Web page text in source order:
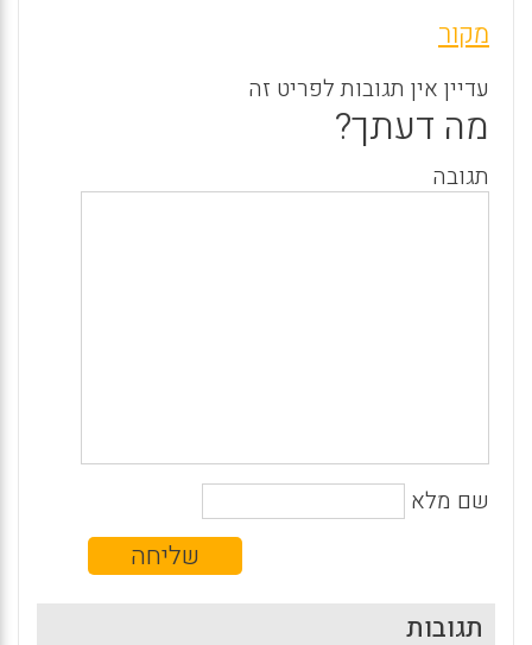
מקור
עדיין אין תגובות לפריט זה
מה דעתך?
תגובה
שם מלא
תגובות